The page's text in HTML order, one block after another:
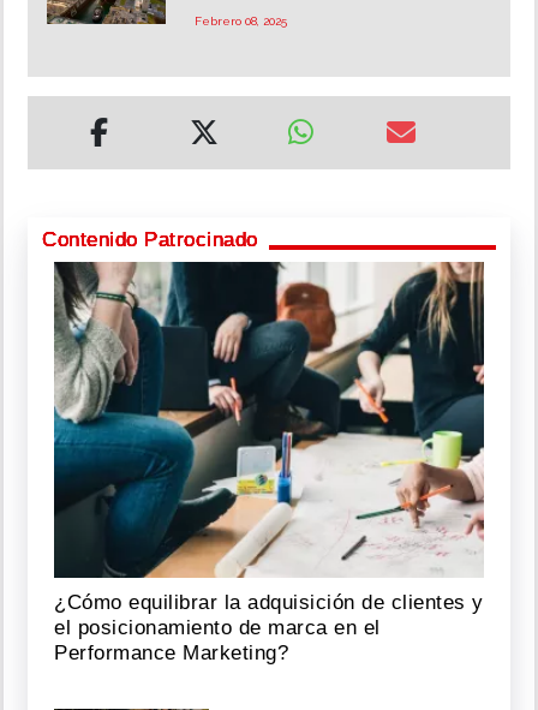
Febrero 08, 2025
Contenido Patrocinado
¿Cómo equilibrar la adquisición de clientes y
el posicionamiento de marca en el
Performance Marketing?